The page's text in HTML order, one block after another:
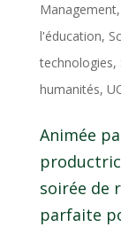
Management,
l'éducation,
technologies,
humanités,
Animée
soirée de
parfaite